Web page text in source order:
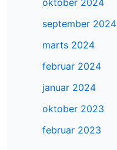
oktober 2024
september 2024
marts 2024
februar 2024
januar 2024
oktober 2023
februar 2023